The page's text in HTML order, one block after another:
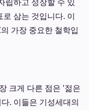
삼는 것입니다. 이
가장 중요한 철학입
크게 다른 점은 '젊은
. 이들은 기성세대의